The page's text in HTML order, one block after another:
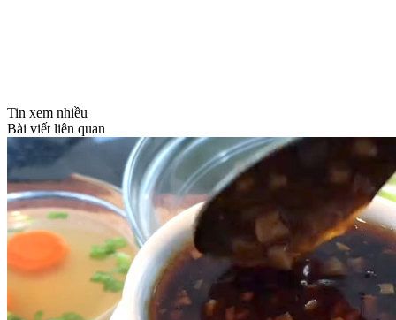
Tin xem nhiều
Bài viết liên quan